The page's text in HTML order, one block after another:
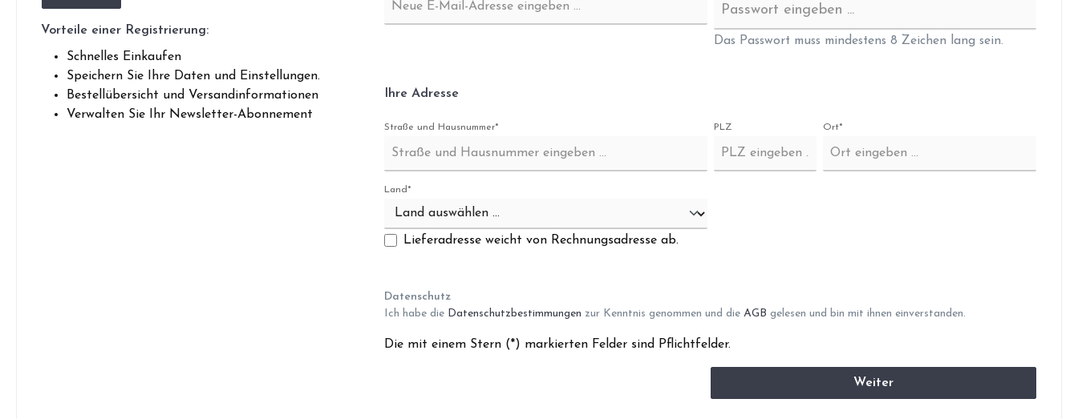
Vorteile einer Registrierung:
Schnelles Einkaufen
Speichern Sie Ihre Daten und Einstellungen.
Bestellübersicht und Versandinformationen
Verwalten Sie Ihr Newsletter-Abonnement
Das Passwort muss mindestens 8 Zeichen lang sein.
Ihre Adresse
Straße und Hausnummer* PLZ Ort*
Land*
Lieferadresse weicht von Rechnungsadresse ab.
Datenschutz
Ich habe die Datenschutzbestimmungen zur Kenntnis genommen und dieAGB gelesen und bin mit ihnen einverstanden.
Die mit einem Stern (*) markierten Felder sind Pflichtfelder.
Weiter